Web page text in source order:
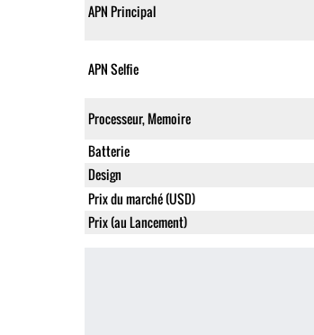
APN Principal
APN Selfie
Processeur, Memoire
Batterie
Design
Prix du marché (USD)
Prix (au Lancement)